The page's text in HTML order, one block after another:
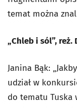
temat można
„Chleb i sól”, reż.
Janina Bąk:
udział w
do tematu Tuska